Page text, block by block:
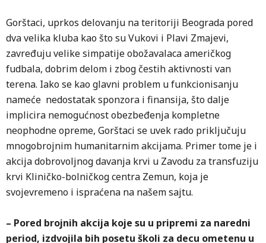
Gorštaci, uprkos delovanju na teritoriji Beograda pored
dva velika kluba kao što su Vukovi i Plavi Zmajevi,
zavređuju velike simpatije obožavalaca američkog
fudbala, dobrim delom i zbog čestih aktivnosti van
terena. Iako se kao glavni problem u funkcionisanju
nameće nedostatak sponzora i finansija, što dalje
implicira nemogućnost obezbeđenja kompletne
neophodne opreme, Gorštaci se uvek rado priključuju
mnogobrojnim humanitarnim akcijama. Primer tome je i
akcija dobrovoljnog davanja krvi u Zavodu za transfuziju
krvi Kliničko-bolničkog centra Zemun, koja je
svojevremeno i ispraćena na našem sajtu.
– Pored brojnih akcija koje su u pripremi za naredni
period, izdvojila bih posetu školi za decu ometenu u